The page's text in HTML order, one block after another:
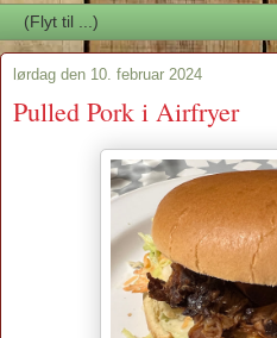
lørdag den 10. februar 2024
Pulled Pork i Airfryer